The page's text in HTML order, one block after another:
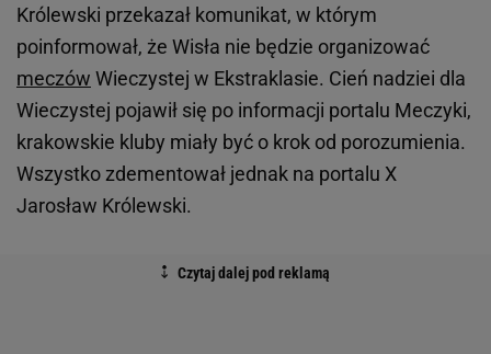
Królewski przekazał komunikat, w którym
poinformował, że Wisła nie będzie organizować
meczów Wieczystej w Ekstraklasie. Cień nadziei dla
Wieczystej pojawił się po informacji portalu Meczyki,
krakowskie kluby miały być o krok od porozumienia.
Wszystko zdementował jednak na portalu X
Jarosław Królewski.